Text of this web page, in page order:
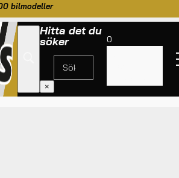
bilmodeller
Hitta det du
söker
×
0
OCH MOTOR RRS HJÄLMNÄT